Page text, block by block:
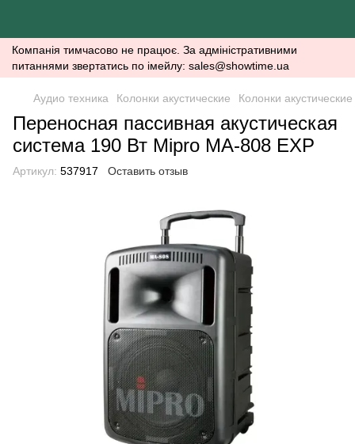
Компанія тимчасово не працює. За адміністративними
питаннями звертатись по імейлу: sales@showtime.ua
Аудио техника Колонки акустические Колонки
Переносная пассивная акустическая
система 190 Вт Mipro MA-808 EXP
Артикул: 537917 Оставить отзыв